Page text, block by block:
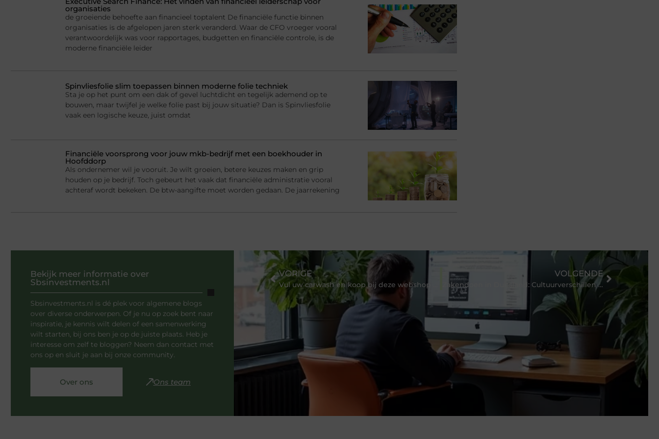
organisaties
de groeiende behoefte aan financieel toptalent De financiële functie binnen
organisaties is de afgelopen jaren sterk veranderd. Waar de CFO vroeger vooral
verantwoordelijk was voor rapportages, budgetten en financiële controle, is de
moderne financiële leider
Spinvliesfolie slim toepassen binnen moderne folie techniek
Sta je op het punt om een dak of gevel luchtdicht en tegelijk ademend op te
bouwen, maar twijfel je welke folie past bij jouw situatie? Dan is Spinvliesfolie
vaak een logische keuze, juist omdat
Financiële voorsprong voor jouw mkb-bedrijf met een boekhouder in
Hoofddorp
Als ondernemer wil je vooruit. Je wilt groeien, betere keuzes maken en grip
houden op je bedrijf. Toch gebeurt het vaak dat financiële administratie vooral
achteraf wordt bekeken. De btw-aangifte moet worden gedaan. De jaarrekening
Bekijk meer informatie over
Sbsinvestments.nl
Sbsinvestments.nl is dé plek voor algemene blogs
over diverse onderwerpen. Of je nu op zoek bent naar
inspiratie, je kennis wilt delen of een samenwerking
wilt starten, bij ons ben je op de juiste plaats. Heb je
interesse om zelf te bloggen? Neem dan contact met
ons op en sluit je aan bij onze community.
Over ons Ons team
VORIGE VOLGENDE
Zakendoen in Duitsland: Cultuurverschillen en gewoonten om te weten